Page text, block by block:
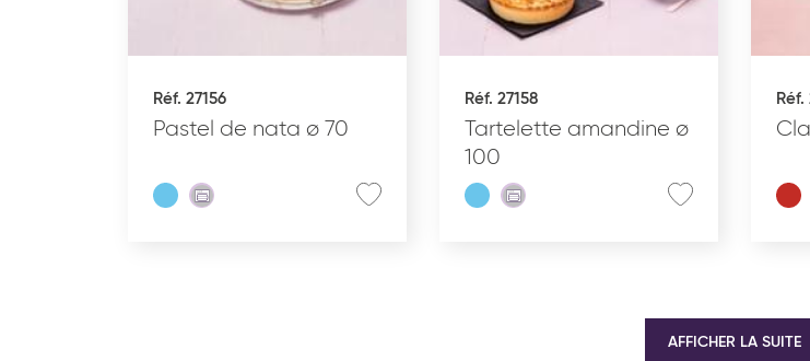
Réf. 27156
Pastel de nata ø 70
Réf. 27158
Tartelette amandine ø
100
Réf.
AFFICHER LA SUITE